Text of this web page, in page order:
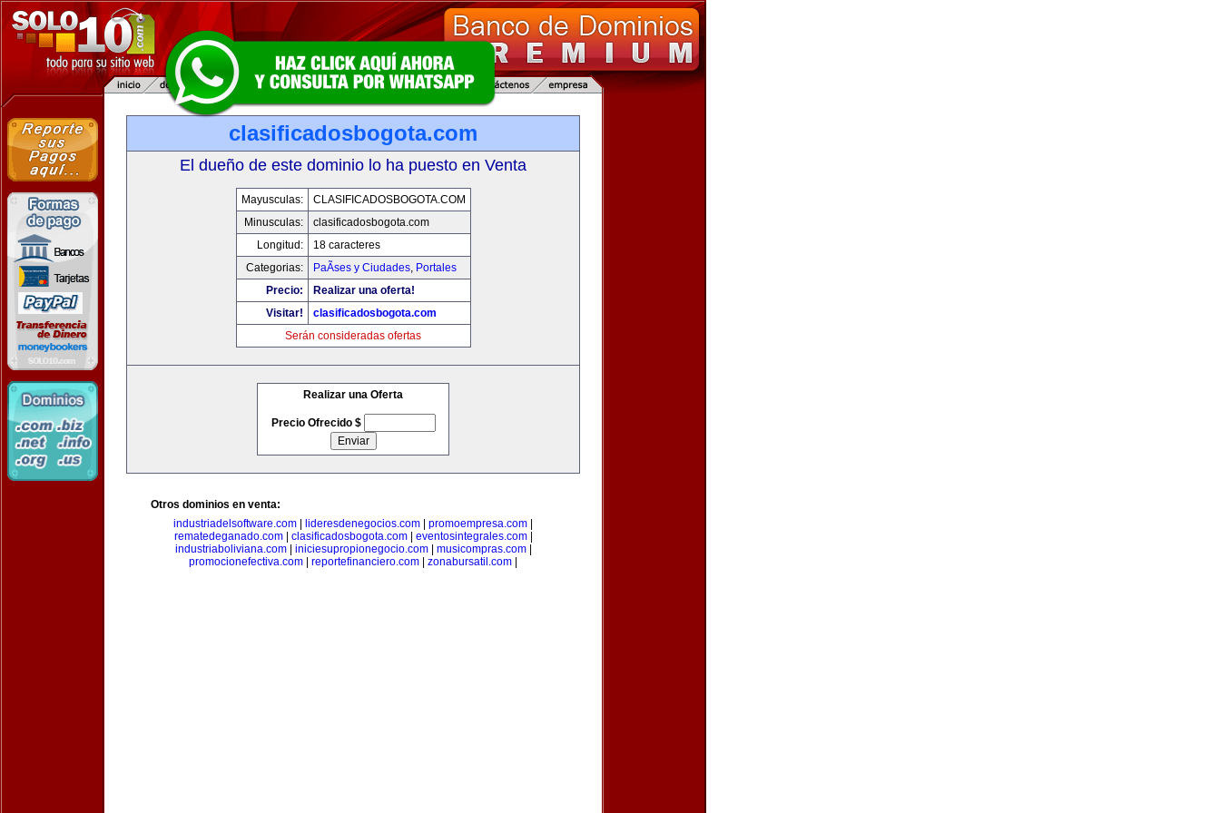
clasificadosbogota.com
El dueño de este dominio lo ha puesto en Venta
Mayusculas:
CLASIFICADOSBOGOTA.COM
Minusculas:
clasificadosbogota.com
Longitud:
18 caracteres
Categorias:
PaÃ­ses y Ciudades, Portales
Precio:
Realizar una oferta!
Visitar!
clasificadosbogota.com
Serán consideradas ofertas
Realizar una Oferta
Precio Ofrecido $
Otros dominios en venta:
industriadelsoftware.com
lideresdenegocios.com promoempresa.com
rematedeganado.com| clasificadosbogota.com| eventosintegrales.com|
industriaboliviana.com| iniciesupropionegocio.com| musicompras.com|
promocionefectiva.com
reportefinanciero.com zonabursatil.com